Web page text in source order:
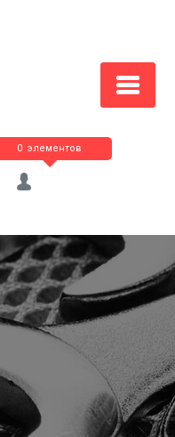
0 элементов